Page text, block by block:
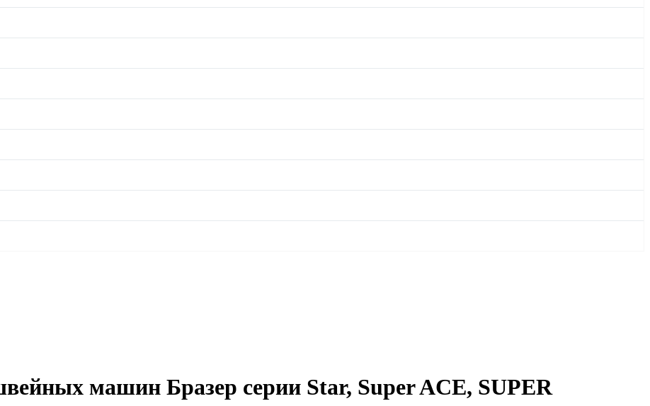
машин Бразер серии Star, Super ACE, SUPER